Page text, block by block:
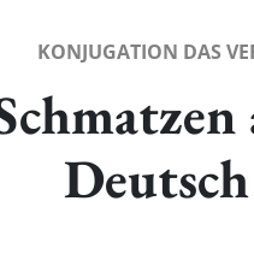
KONJUGATION DAS
Deutsch